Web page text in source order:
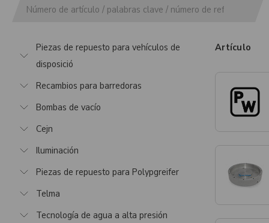
Piezas de repuesto para vehículos de
disposició
Recambios para barredoras
Bombas de vacío
Cejn
Iluminación
Piezas de repuesto para Polypgreifer
Telma
Tecnología de agua a alta presión
Artículo